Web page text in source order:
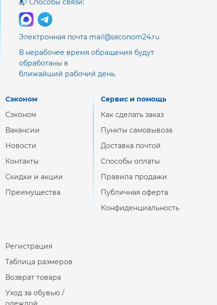
📬 Способы связи:
Электронная почта mail@seconom24.ru
В нерабочее время обращения будут
обработаны в
ближайший рабочий день.
Сэконом
Сэконом
Вакансии
Новости
Контакты
Скидки и акции
Преимущества
Сервис и помощь
Как сделать заказ
Пункты самовывоза
Доставка почтой
Способы оплаты
Правила продажи
Публичная оферта
Конфиденциальность
Регистрация
Таблица размеров
Возврат товара
Уход за обувью /